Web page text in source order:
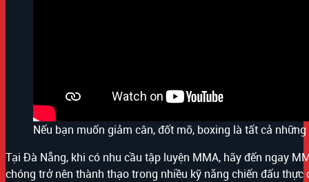
Nếu bạn muốn giảm cân, đốt mỡ, boxing là tất cả
Tại Đà Nẵng, khi có nhu cầu tập luyện MMA, hãy đến ngay
chóng trở nên thành thạo trong nhiều kỹ năng chiến đấu